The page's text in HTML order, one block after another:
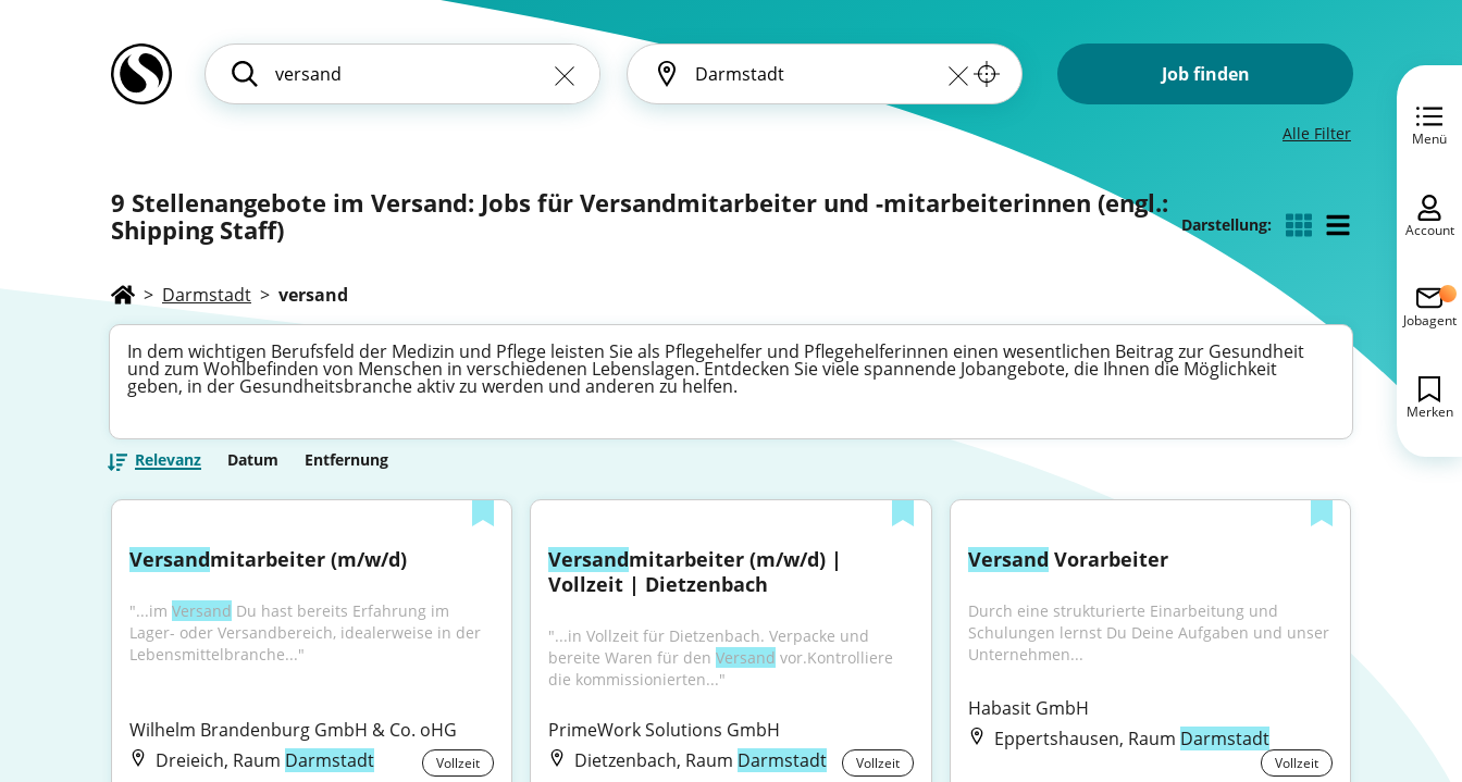
Job finden
Alle Filter
9 Stellenangebote im Versand: Jobs für Versandmitarbeiter und -mitarbeiterinnen (engl.:
Shipping Staff)
Darstellung:
> Darmstadt > versand
In dem wichtigen Berufsfeld der Medizin und Pflege leisten Sie als Pflegehelfer und Pflegehelferinnen einen wesentlichen Beitrag zur Gesundheit
und zum Wohlbefinden von Menschen in verschiedenen Lebenslagen. Entdecken Sie viele spannende Jobangebote, die Ihnen die Möglichkeit
geben, in der Gesundheitsbranche aktiv zu werden und anderen zu helfen.
Relevanz Datum Entfernung
Versandmitarbeiter (m/w/d)
"...im Versand Du hast bereits Erfahrung im
Lager- oder Versandbereich, idealerweise in der
Lebensmittelbranche..."
Wilhelm Brandenburg GmbH & Co. oHG
Dreieich, Raum Darmstadt Vollzeit
Versandmitarbeiter (m/w/d) |
Vollzeit | Dietzenbach
"...in Vollzeit für Dietzenbach. Verpacke und
bereite Waren für den Versand vor.Kontrolliere
die kommissionierten..."
PrimeWork Solutions GmbH
Dietzenbach, Raum Darmstadt Vollzeit
Versand Vorarbeiter
Durch eine strukturierte Einarbeitung und
Schulungen lernst Du Deine Aufgaben und unser
Unternehmen...
Habasit GmbH
Eppertshausen, Raum Darmstadt
Vollzeit
Menü
Account
Jobagent
Merken